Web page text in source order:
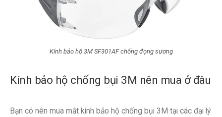
Kính bảo hộ 3M SF301AF chống đọng sương
Kính bảo hộ chống bụi 3M nên mua ở đâu
Bạn có nên mua mắt kính bảo hộ chống bụi 3M tại các đại lý